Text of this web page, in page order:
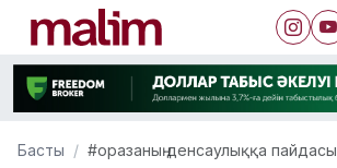
Басты #оразаның денсаулыққа пайдасы